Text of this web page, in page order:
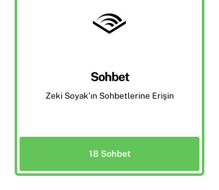
Sohbet
Zeki Soyak’ın Sohbetlerine Erişin
18 Sohbet